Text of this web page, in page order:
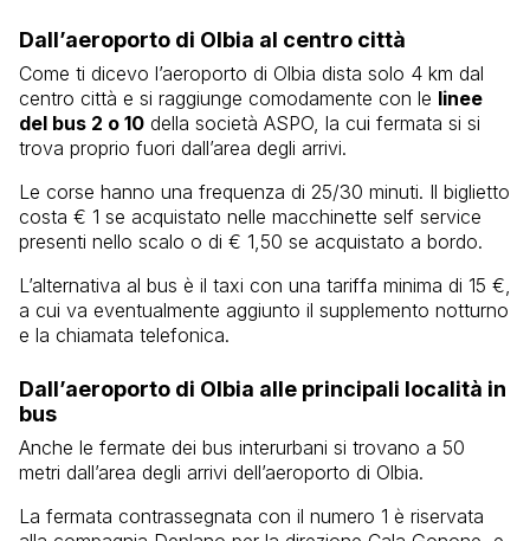
Dall’aeroporto di Olbia al centro città
Come ti dicevo l’aeroporto di Olbia dista solo 4 km dal
centro città e si raggiunge comodamente con le linee
del bus 2 o 10 della società ASPO, la cui fermata si si
trova proprio fuori dall’area degli arrivi.
Le corse hanno una frequenza di 25/30 minuti. Il biglietto
costa € 1 se acquistato nelle macchinette self service
presenti nello scalo o di € 1,50 se acquistato a bordo.
L’alternativa al bus è il taxi con una tariffa minima di 15 €,
a cui va eventualmente aggiunto il supplemento notturno
e la chiamata telefonica.
Dall’aeroporto di Olbia alle principali località in
bus
Anche le fermate dei bus interurbani si trovano a 50
metri dall’area degli arrivi dell’aeroporto di Olbia.
La fermata contrassegnata con il numero 1 è riservata